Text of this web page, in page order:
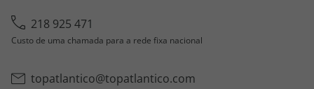
218 925 471
Custo de uma chamada para a rede fixa nacional
topatlantico@topatlantico.com